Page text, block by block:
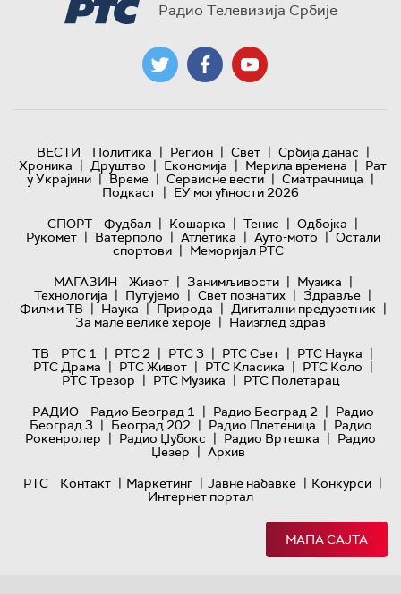
Радио Телевизија Србије
ВЕСТИ Политика | Регион | Свет | Србија данас |
Хроника | Друштво | Економија | Мерила времена | Рат
у Украјини | Време | Сервисне вести | Сматрачница |
Подкаст | ЕУ могућности 2026
СПОРТ
Фудбал | Кошарка | Тенис | Одбојка |
Рукомет | Ватерполо | Атлетика | Ауто-мото | Остали
спортови | Меморијал РТС
МАГАЗИН
Живот | Занимљивости | Музика |
Технологијa | Путујемо | Свет познатих | Здравље |
Филм и ТВ | Наука | Природа | Дигитални предузетник |
За мале велике хероје | Наизглед здрав
ТВ
РТС 1 | РТС 2 | РТС 3 | РТС Свет | РТС Наука |
РТС Драма | РТС Живот | РТС Класика | РТС Коло |
РТС Трезор | РТС Музика | РТС Полетарац
РАДИО
Радио Београд 1 | Радио Београд 2 | Радио
Београд 3 | Београд 202 | Радио Плетеница | Радио
Рокенролер | Радио Џубокс | Радио Вртешка | Радио
Џезер | Архив
РТС
Контакт | Маркетинг | Јавне набавке | Конкурси |
Интернет портал
МАПА САЈТА